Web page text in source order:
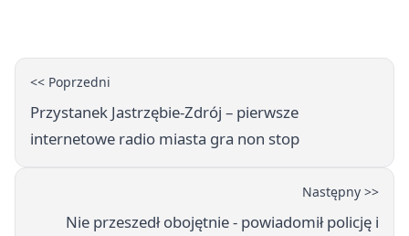
<< Poprzedni
Przystanek Jastrzębie-Zdrój – pierwsze
internetowe radio miasta gra non stop
Następny >>
Nie przeszedł obojętnie - powiadomił policję i